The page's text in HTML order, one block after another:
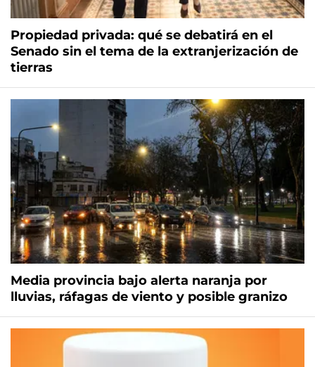
Propiedad privada: qué se debatirá en el
Senado sin el tema de la extranjerización de
tierras
Media provincia bajo alerta naranja por
lluvias, ráfagas de viento y posible granizo